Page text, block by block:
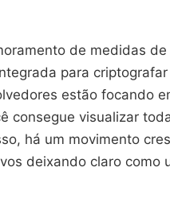
de medidas de
para
estão focando
consegue visualizar
há um movimento
deixando claro como